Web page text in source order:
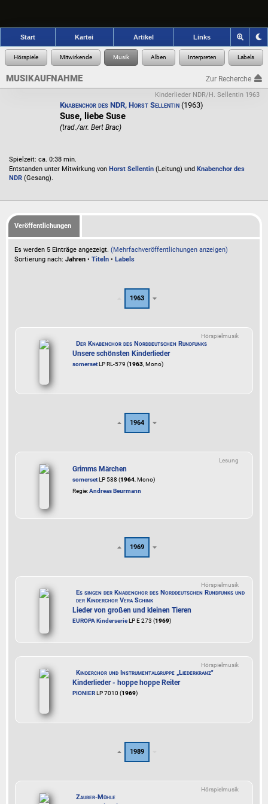
Start Kartei Artikel Links
MUSIKAUFNAHME Zur Recherche
Kinderlieder NDR/H. Sellentin 1963
Knabenchor des NDR, Horst Sellentin (1963)
Suse, liebe Suse
(trad./arr. Bert Brac)
Spielzeit: ca. 0:38 min.
Entstanden unter Mitwirkung von Horst Sellentin (Leitung) und Knabenchor des
NDR (Gesang).
Veröffentlichungen
Es werden 5 Einträge angezeigt. (Mehrfachveröffentlichungen anzeigen)
Sortierung nach: Jahren • Titeln • Labels
1963
Hörspielmusik
Der Knabenchor des Norddeutschen Rundfunks
Unsere schönsten Kinderlieder
somersetLP RL-579 (1963 , Mono)
1964
Lesung
Grimms Märchen
somersetLP 588 (1964 , Mono)
Regie:Andreas Beurmann
1969
Hörspielmusik
Es singen der Knabenchor des Norddeutschen Rundfunks und
der Kinderchor Vera Schink
Lieder von großen und kleinen Tieren
EUROPA KinderserieLP E 273 (1969)
Hörspielmusik
Kinderchor und Instrumentalgruppe „Liederkranz"
Kinderlieder - hoppe hoppe Reiter
PIONIERLP 7010 (1969)
1989
Hörspielmusik
Zauber-Mühle